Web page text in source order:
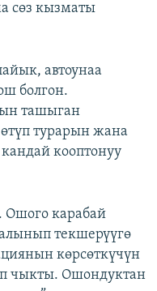
сөз кызматы
автоунаа
болгон.
ташыган
турарын жана
кооптонуу
Ошого карабай
текшерүүгө
көрсөткүчүн
чыкты. Ошондуктан